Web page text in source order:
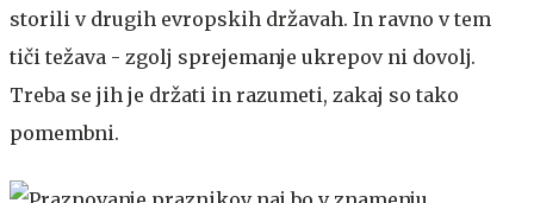
storili v drugih evropskih državah. In ravno v tem
tiči težava - zgolj sprejemanje ukrepov ni dovolj.
Treba se jih je držati in razumeti, zakaj so tako
pomembni.